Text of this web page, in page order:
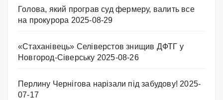
Голова, який програв суд фермеру, валить все
на прокурора 2025-08-29
«Стаханівець» Селіверстов знищив ДФТГ у
Новгород-Сіверську 2025-08-26
Перлину Чернігова нарізали під забудову! 2025-
07-17